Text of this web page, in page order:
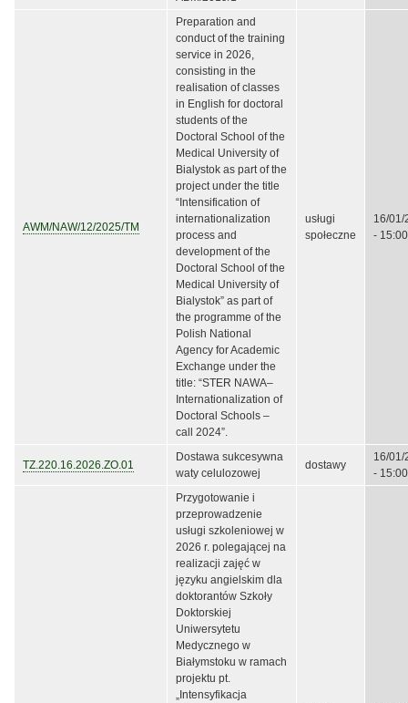
AWM/NAW/12/2025/TM
Preparation and
conduct of the training
service in 2026,
consisting in the
realisation of classes
in English for doctoral
students of the
Doctoral School of the
Medical University of
Bialystok as part of the
project under the title
“Intensification of
internationalization
process and
development of the
Doctoral School of the
Medical University of
Bialystok” as part of
the programme of the
Polish National
Agency for Academic
Exchange under the
title: “STER NAWA–
Internationalization of
Doctoral Schools –
call 2024”.
usługi
społeczne
16/01/
- 15:00
TZ.220.16.2026.ZO.01
Dostawa sukcesywna
waty celulozowej
dostawy
16/01/
- 15:00
Przygotowanie i
przeprowadzenie
usługi szkoleniowej w
2026 r. polegającej na
realizacji zajęć w
języku angielskim dla
doktorantów Szkoły
Doktorskiej
Uniwersytetu
Medycznego w
Białymstoku w ramach
projektu pt.
„Intensyfikacja